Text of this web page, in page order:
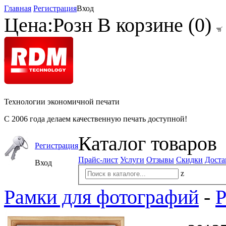
Главная РегистрацияВход
Цена:Розн В корзине (0)
Технологии экономичной печати
С 2006 года делаем качественную печать доступной!
Регистрация
Вход
Каталог товаров
Прайс-лист Услуги Отзывы Скидки
z
Рамки для фотографий -